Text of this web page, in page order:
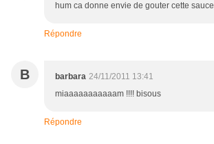
hum ca donne envie de gouter cette sauce
Répondre
B barbara 24/11/2011 13:41
miaaaaaaaaaaam !!!! bisous
Répondre